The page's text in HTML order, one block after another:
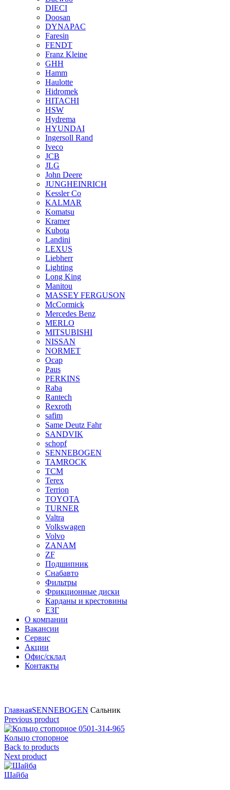
DIECI
Doosan
DYNAPAC
Faresin
FENDT
Franz Kleine
GHH
Hamm
Haulotte
Hidromek
HITACHI
HSW
Hydrema
HYUNDAI
Ingersoll Rand
Iveco
JCB
JLG
John Deere
JUNGHEINRICH
Kessler Co
KALMAR
Komatsu
Kramer
Kubota
Landini
LEXUS
Liebherr
Lighting
Long King
Manitou
MASSEY FERGUSON
McCormick
Mercedes Benz
MERLO
MITSUBISHI
NISSAN
NORMET
Ocap
Paus
PERKINS
Raba
Rantech
Rexroth
safim
Same Deutz Fahr
SANDVIK
schopf
SENNEBOGEN
TAMROCK
TCM
Terex
Terrion
TOYOTA
TURNER
Valtra
Volkswagen
Volvo
ZANAM
ZF
Подшипник
Снабавто
Фильтры
Фрикционные диски
Карданы и крестовины
ЕЗГ
О компании
Вакансии
Сервис
Акции
Офис/склад
Контакты
ГлавнаяSENNEBOGEN Сальник
Previous product
Кольцо стопорное
Back to products
Next product
Шайба